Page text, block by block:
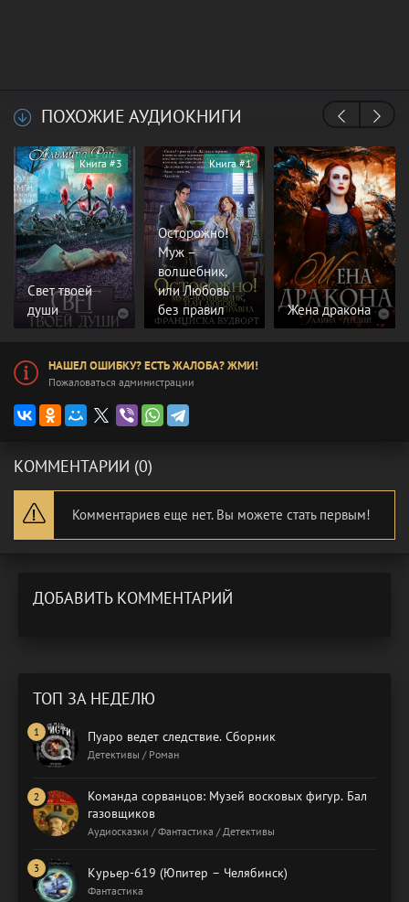
ПОХОЖИЕ АУДИОКНИГИ
Свет твоей
души
Книга #3
Осторожно!
Муж –
волшебник,
или Любовь
без правил
Книга #1
Жена дракона
НАШЕЛ ОШИБКУ? ЕСТЬ ЖАЛОБА? ЖМИ!
Пожаловаться администрации
КОММЕНТАРИИ (0)
Комментариев еще нет. Вы можете стать первым!
ДОБАВИТЬ КОММЕНТАРИЙ
ТОП ЗА НЕДЕЛЮ
Пуаро ведет следствие. Сборник
Детективы / Роман
Команда сорванцов: Музей восковых фигур. Бал
газовщиков
Аудиосказки / Фантастика / Детективы
Курьер-619 (Юпитер – Челябинск)
Фантастика